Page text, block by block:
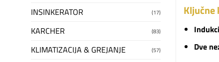
INSINKERATOR (17)
KARCHER (83)
KLIMATIZACIJA & GREJANJE (57)
Ključne
Dve